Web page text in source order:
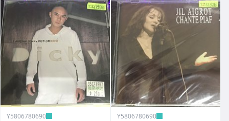
Y5806780690 Y5806780690